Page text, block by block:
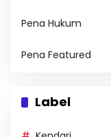
Pena Hukum
Pena Featured
Label